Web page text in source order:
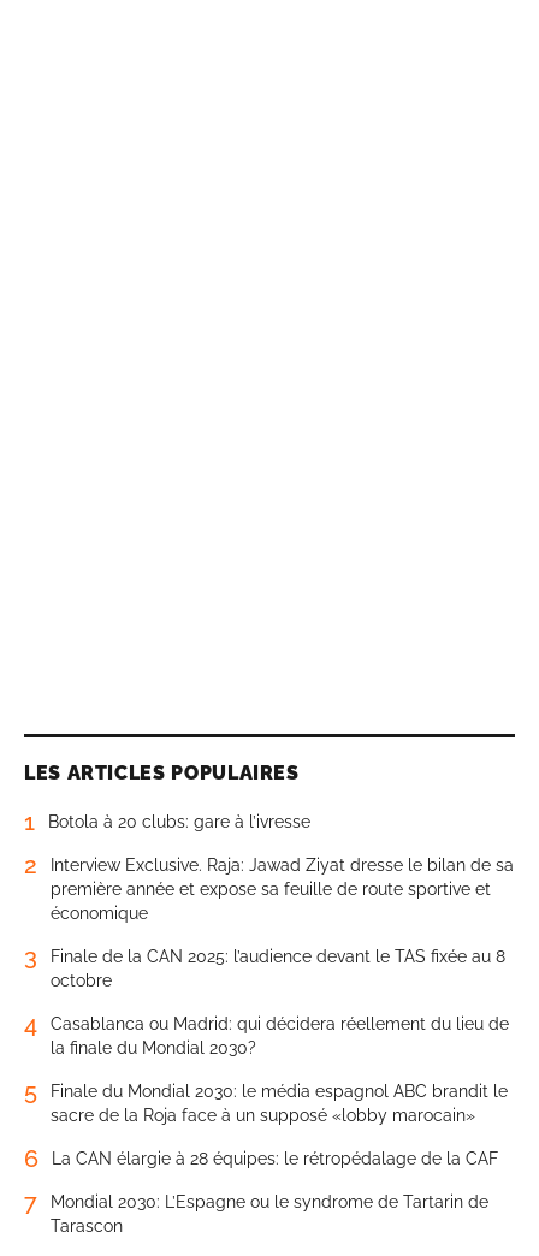
LES ARTICLES POPULAIRES
1 Botola à 20 clubs: gare à l’ivresse
2
Interview Exclusive. Raja: Jawad Ziyat dresse le bilan de sa
première année et expose sa feuille de route sportive et
économique
3
Finale de la CAN 2025: l’audience devant le TAS fixée au 8
octobre
4
Casablanca ou Madrid: qui décidera réellement du lieu de
la finale du Mondial 2030?
5
Finale du Mondial 2030: le média espagnol ABC brandit le
sacre de la Roja face à un supposé «lobby marocain»
6 La CAN élargie à 28 équipes: le rétropédalage de la CAF
7
Mondial 2030: L’Espagne ou le syndrome de Tartarin de
Tarascon